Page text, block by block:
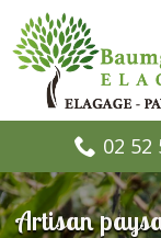
02 52
Artisan